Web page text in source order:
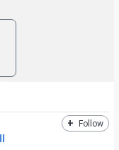
+ Follow